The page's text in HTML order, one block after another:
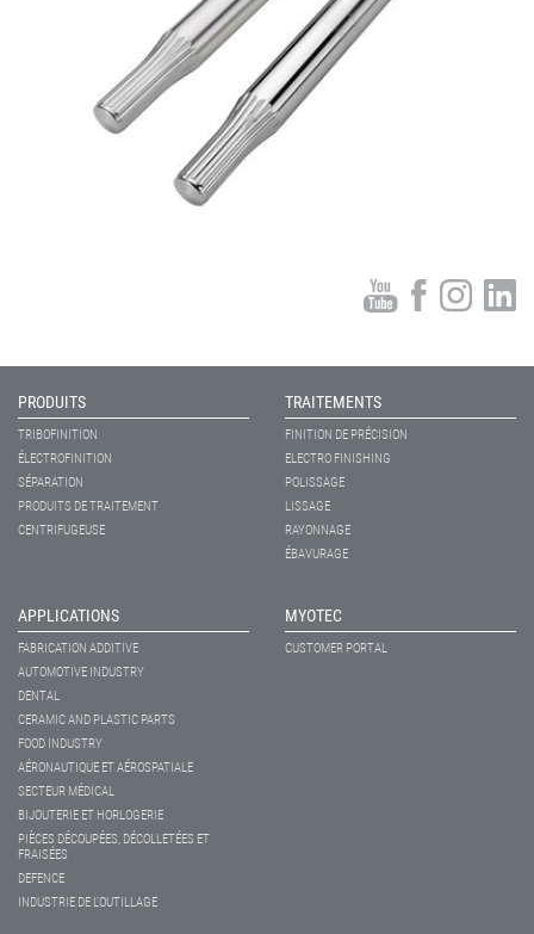
PRODUITS
TRIBOFINITION
ÉLECTROFINITION
SÉPARATION
PRODUITS DE TRAITEMENT
CENTRIFUGEUSE
TRAITEMENTS
FINITION DE PRÉCISION
ELECTRO FINISHING
POLISSAGE
LISSAGE
RAYONNAGE
ÉBAVURAGE
APPLICATIONS
FABRICATION ADDITIVE
AUTOMOTIVE INDUSTRY
DENTAL
CERAMIC AND PLASTIC PARTS
FOOD INDUSTRY
AÉRONAUTIQUE ET AÉROSPATIALE
SECTEUR MÉDICAL
BIJOUTERIE ET HORLOGERIE
PIÈCES DÉCOUPÉES, DÉCOLLETÉES ET
FRAISÉES
DEFENCE
INDUSTRIE DE L'OUTILLAGE
MYOTEC
CUSTOMER PORTAL